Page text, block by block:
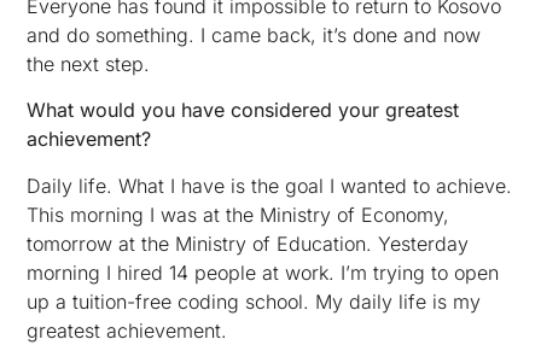
Everyone has found it impossible to return to Kosovo
and do something. I came back, it’s done and now
the next step.
What would you have considered your greatest
achievement?
Daily life. What I have is the goal I wanted to achieve.
This morning I was at the Ministry of Economy,
tomorrow at the Ministry of Education. Yesterday
morning I hired 14 people at work. I’m trying to open
up a tuition-free coding school. My daily life is my
greatest achievement.